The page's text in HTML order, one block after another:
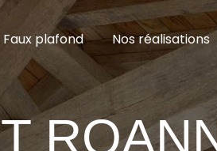
Faux plafond Nos réalisations